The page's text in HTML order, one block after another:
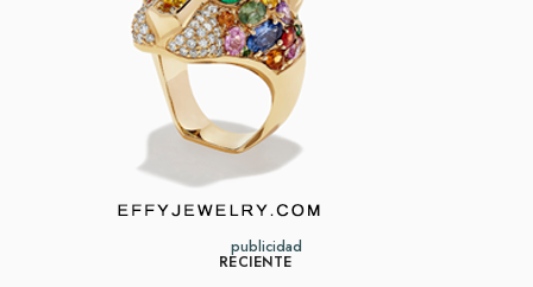
publicidad
RECIENTE